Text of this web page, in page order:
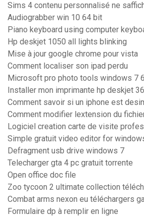
Sims 4 contenu personnalisé ne
Audiograbber win 10 64 bit
Piano keyboard using computer
Hp deskjet 1050 all lights blinking
Mise à jour google chrome pour vista
Comment localiser son ipad perdu
Microsoft pro photo tools windows 7
Installer mon imprimante hp deskjet
Comment savoir si un iphone est
Comment modifier lextension du
Logiciel creation carte de visite
Simple gratuit video editor for
Defragment usb drive windows 7
Telecharger gta 4 pc gratuit torrente
Open office doc file
Zoo tycoon 2 ultimate collection
Combat arms nexon eu téléchargers
Formulaire dp à remplir en ligne